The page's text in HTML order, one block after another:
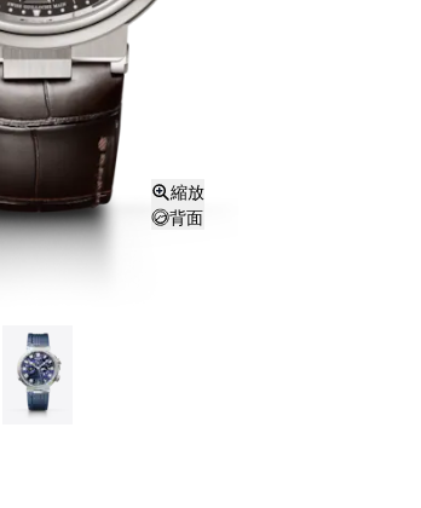
縮放
背面